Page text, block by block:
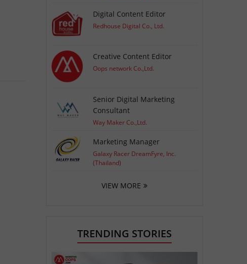
Digital Content Editor
Redhouse Digital Co., Ltd.
Creative Content Editor
Oops network Co.,Ltd.
Senior Digital Marketing
Consultant
Way Maker Co.,Ltd.
Marketing Manager
Galaxy Racer DreamFyre, Inc.
(Thailand)
VIEW MORE
TRENDING STORIES